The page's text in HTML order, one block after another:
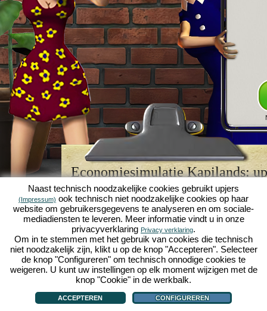
Economiesimulatie Kapilands:
browserspellegende
Kapilands is een van de bestebrowserspellenvan
retrogamevoor fans van economiesimulaties. Het
werd ooit uitgeroepen tot "MMO van het jaar" en is
een genot voor fans van strategische
online
je eigen zakenimperium opbouwen en carrière
economiesimulaties!
Naast technisch noodzakelijke cookies gebruikt upjers
(Impressum) ook technisch niet noodzakelijke cookies op haar
website om gebruikersgegevens te analyseren en om sociale-
mediadiensten te leveren. Meer informatie vindt u in onze
privacyverklaring Privacy verklaring.
Om in te stemmen met het gebruik van cookies die technisch
niet noodzakelijk zijn, klikt u op de knop "Accepteren". Selecteer
de knop "Configureren" om technisch onnodige cookies te
weigeren. U kunt uw instellingen op elk moment wijzigen met de
knop "Cookie" in de werkbalk.
ACCEPTEREN CONFIGUREREN